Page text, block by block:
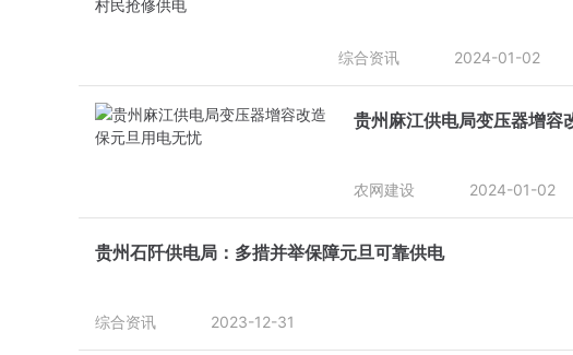
综合资讯 2024-01-02
贵州麻江供电局变压器增容
农网建设 2024-01-02
贵州石阡供电局：多措并举保障元旦可靠供电
综合资讯 2023-12-31